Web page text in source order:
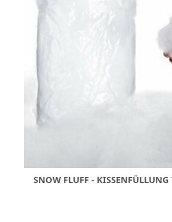
SNOW FLUFF - KISSENFÜLLUNG